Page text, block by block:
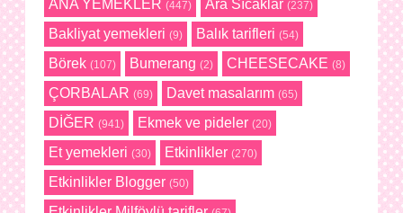
ANA YEMEKLER (447) Ara Sıcaklar (237)
Bakliyat yemekleri (9) Balık tarifleri (54)
Börek (107) Bumerang (2) CHEESECAKE (8)
ÇORBALAR (69) Davet masalarım (65)
DİĞER (941) Ekmek ve pideler (20)
Et yemekleri (30) Etkinlikler (270)
Etkinlikler Blogger (50)